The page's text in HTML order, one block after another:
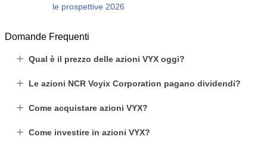
le prospettive 2026
Domande Frequenti
Qual è il prezzo delle azioni VYX oggi?
Le azioni NCR Voyix Corporation pagano dividendi?
Come acquistare azioni VYX?
Come investire in azioni VYX?